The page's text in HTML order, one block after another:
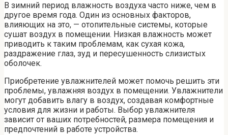
В зимний период влажность воздуха часто ниже, чем в
другое время года. Один из основных факторов,
влияющих на это, — отопительные системы, которые
сушат воздух в помещении. Низкая влажность может
приводить к таким проблемам, как сухая кожа,
раздражение глаз, зуд и пересушенность слизистых
оболочек.
Приобретение увлажнителей может помочь решить эти
проблемы, увлажняя воздух в помещении. Увлажнители
могут добавить влагу в воздух, создавая комфортные
условия для жизни и работы. Выбор увлажнителя
зависит от ваших потребностей, размера помещения и
предпочтений в работе устройства.